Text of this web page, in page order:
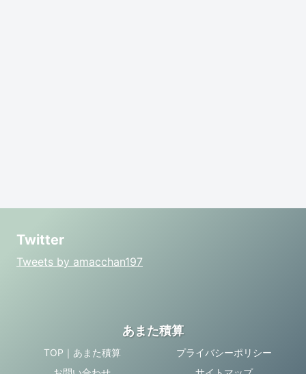
Twitter
Tweets by amacchan197
あまた積算
TOP｜あまた積算
プライバシーポリシー